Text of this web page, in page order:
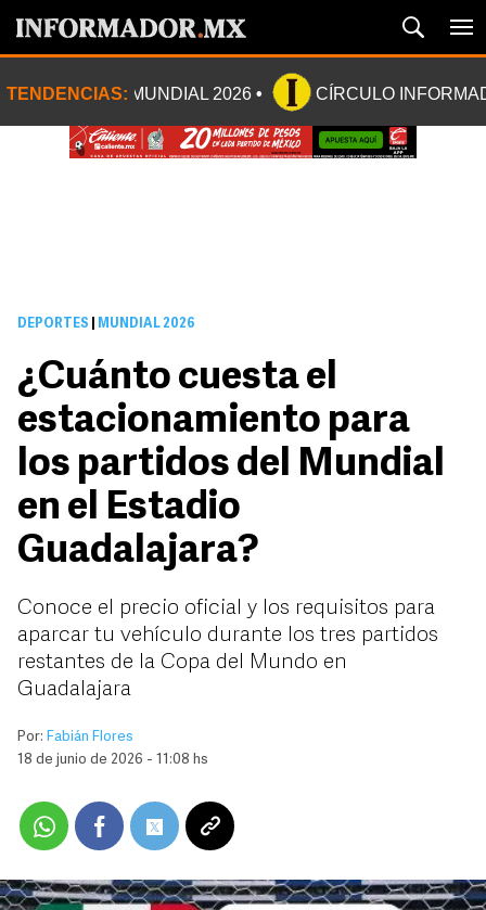
TENDENCIAS: MUNDIAL 2026 CÍRCULO
DEPORTES MUNDIAL 2026
¿Cuánto cuesta el
estacionamiento para
los partidos del Mundial
en el Estadio
Guadalajara?
Conoce el precio oficial y los requisitos para
aparcar tu vehículo durante los tres partidos
restantes de la Copa del Mundo en
Guadalajara
Por: Fabián Flores
18 de junio de 2026 - 11:08 hs